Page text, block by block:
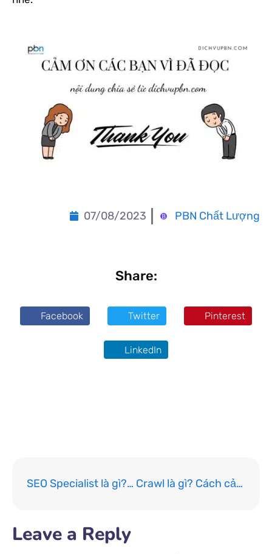
07/08/2023 PBN Chất Lượng
Share:
Facebook Twitter Pinterest
LinkedIn
SEO Specialist là gì? Các kỹ năng cần thiết của chuyên gia SEO chính hiệu Crawl là gì? Cách cải thiện quá trình crawling cho website
Leave a Reply